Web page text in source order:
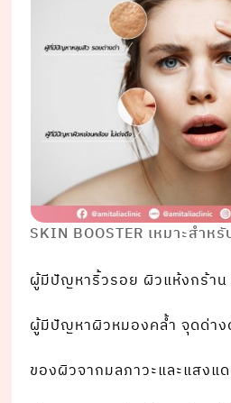
SKIN BOOSTER เหมาะสําหรั
ผู้มีปัญหาริ้วรอย ผิวแห้งกร้าน
ผู้มีปัญหาผิวหมองคลํ้า จุดด่าง
ของผิวจากมลภาวะและแสงแ